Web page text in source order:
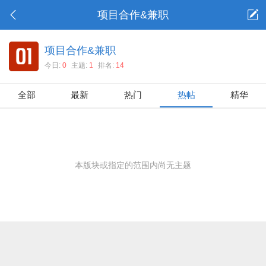
项目合作&兼职
项目合作&兼职
今日: 0 主题: 1 排名: 14
全部 最新 热门 热帖 精华
本版块或指定的范围内尚无主题